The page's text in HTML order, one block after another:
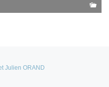
Julien ORAND